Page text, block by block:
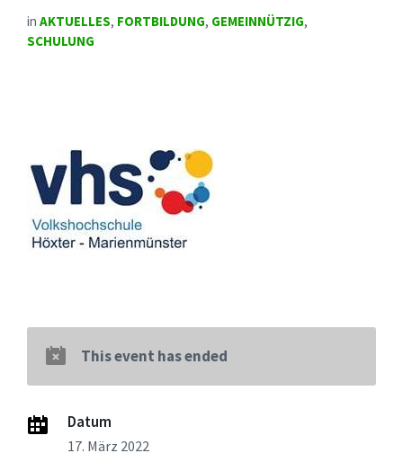
in AKTUELLES, FORTBILDUNG, GEMEINNÜTZIG,
SCHULUNG
This event has ended
Datum
17. März 2022